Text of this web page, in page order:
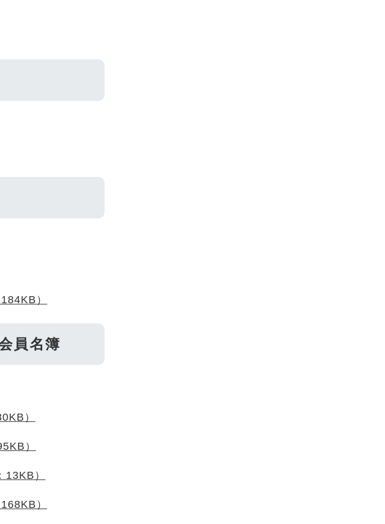
）
員名簿
）
）
）
）